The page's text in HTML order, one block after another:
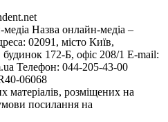
Назва онлайн-медіа –
02091, місто Київ,
172-Б, офіс 208/1 E-mail:
Телефон: 044-205-43-00
06068
матеріалів, розміщених на
посилання на